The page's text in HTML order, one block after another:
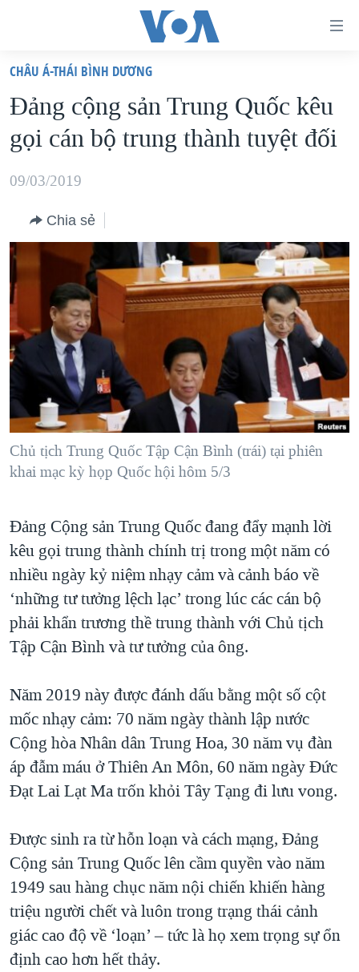
truy
cập
Tới
dung
chính
điều
hướng
chính
Đi
tới
"Tìm"
VIỆT NAM
HOA KỲ
BIỂN ĐÔNG
BLOG
DIỄN ĐÀN
MỤC
TỰ DO BÁO CHÍ
VẠCH TRẦN TIN GIẢ
NGƯỜI VIỆT HẢI NGOẠI
ĐỜI SỐNG
KINH TẾ
KHOA HỌC
VĂN HOÁ
THỂ THAO
GIÁO DỤC
CHUYÊN ĐỀ
CHIẾN TRANH THƯƠNG MẠI CỦA MỸ: QUÁ KHỨ VÀ HIỆN
HÀNH TRÌNH BẦU CỬ 2024
MỘT NĂM CHIẾN TRANH TẠI DẢI GAZA
GIẢI MÃ VÀNH ĐAI & CON ĐƯỜNG
NGÀY TỊ NẠN THẾ GIỚI
GROUND ZERO – XƯA VÀ NAY
CHI PHÍ CHIẾN TRANH AFGHANISTAN
CÁC GIÁ TRỊ CỘNG HÒA Ở VIỆT NAM
THƯỢNG ĐỈNH TRUMP-KIM TẠI VIỆT NAM
TRỊNH VĨNH BÌNH VS. CHÍNH PHỦ VIỆT NAM
QUAN HỆ VIỆT MỸ
HỌC TIẾNG ANH
VIDEO
NGHE
MẠNG XÃ HỘI
Ngôn ngữ khác
CHÂU Á-THÁI BÌNH DƯƠNG
Đảng cộng sản Trung Quốc kêu
gọi cán bộ trung thành tuyệt đối
09/03/2019
Chia sẻ
Chủ tịch Trung Quốc Tập Cận Bình (trái) tại phiên
khai mạc kỳ họp Quốc hội hôm 5/3
Đảng Cộng sản Trung Quốc đang đẩy mạnh lời
kêu gọi trung thành chính trị trong một năm có
nhiều ngày kỷ niệm nhạy cảm và cảnh báo về
‘những tư tưởng lệch lạc’ trong lúc các cán bộ
phải khẩn trương thề trung thành với Chủ tịch
Tập Cận Bình và tư tưởng của ông.
Năm 2019 này được đánh dấu bằng một số cột
mốc nhạy cảm: 70 năm ngày thành lập nước
Cộng hòa Nhân dân Trung Hoa, 30 năm vụ đàn
áp đẫm máu ở Thiên An Môn, 60 năm ngày Đức
Đạt Lai Lạt Ma trốn khỏi Tây Tạng đi lưu vong.
Được sinh ra từ hỗn loạn và cách mạng, Đảng
Cộng sản Trung Quốc lên cầm quyền vào năm
1949 sau hàng chục năm nội chiến khiến hàng
triệu người chết và luôn trong trạng thái cảnh
giác cao độ về ‘loạn’ – tức là họ xem trọng sự ổn
định cao hơn hết thảy.